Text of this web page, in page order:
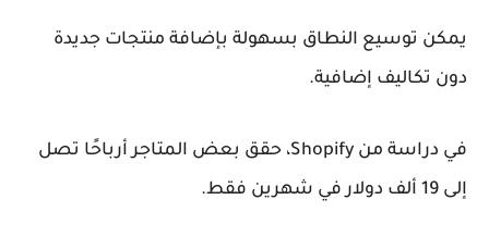
يمكن توسيع النطاق بسهولة بإضافة منتجات جديدة
دون تكاليف إضافية.
في دراسة من Shopify، حقق بعض المتاجر أرباحًا تصل
إلى 19 ألف دولار في شهرين فقط.